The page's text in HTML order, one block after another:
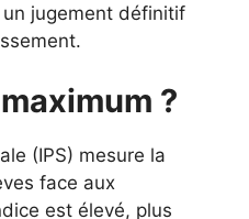
un jugement définitif
?
(IPS) mesure la
face aux
est élevé, plus